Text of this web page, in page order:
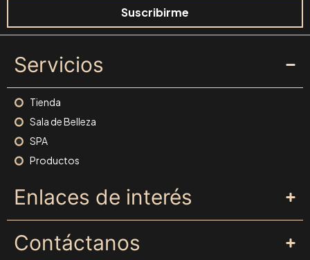
Suscribirme
Servicios
Tienda
Sala de Belleza
SPA
Productos
Enlaces de interés
Contáctanos